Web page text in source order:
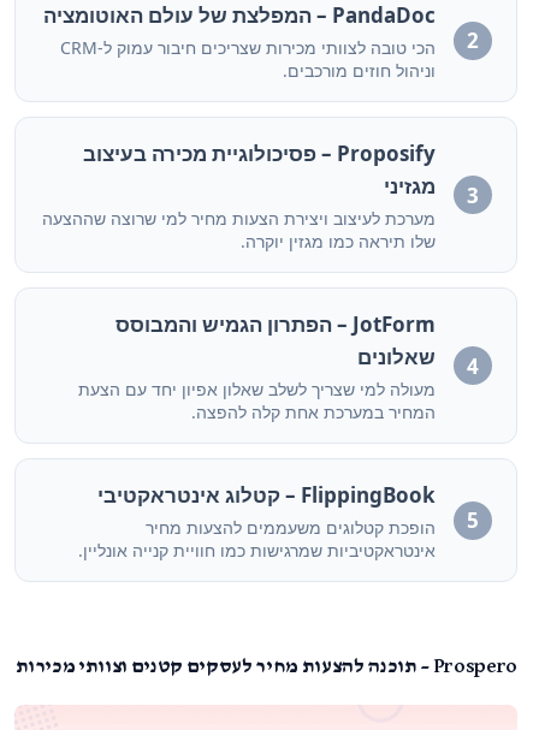
2
PandaDoc – המפלצת של עולם האוטומציה
הכי טובה לצוותי מכירות שצריכים חיבור עמוק ל-CRM
וניהול חוזים מורכבים.
3
Proposify – פסיכולוגיית מכירה בעיצוב
מגזיני
מערכת לעיצוב ויצירת הצעות מחיר למי שרוצה שההצעה
שלו תיראה כמו מגזין יוקרה.
4
JotForm – הפתרון הגמיש והמבוסס
שאלונים
מעולה למי שצריך לשלב שאלון אפיון יחד עם הצעת
המחיר במערכת אחת קלה להפצה.
5
FlippingBook – קטלוג אינטראקטיבי
הופכת קטלוגים משעממים להצעות מחיר
אינטראקטיביות שמרגישות כמו חוויית קנייה אונליין.
Prospero – תוכנה להצעות מחיר לעסקים קטנים וצוותי מכירות